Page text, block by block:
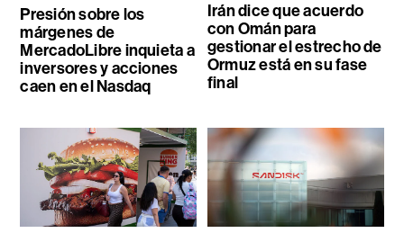
Presión sobre los
márgenes de
MercadoLibre inquieta a
inversores y acciones
caen en el Nasdaq
Irán dice que acuerdo
con Omán para
gestionar el estrecho de
Ormuz está en su fase
final